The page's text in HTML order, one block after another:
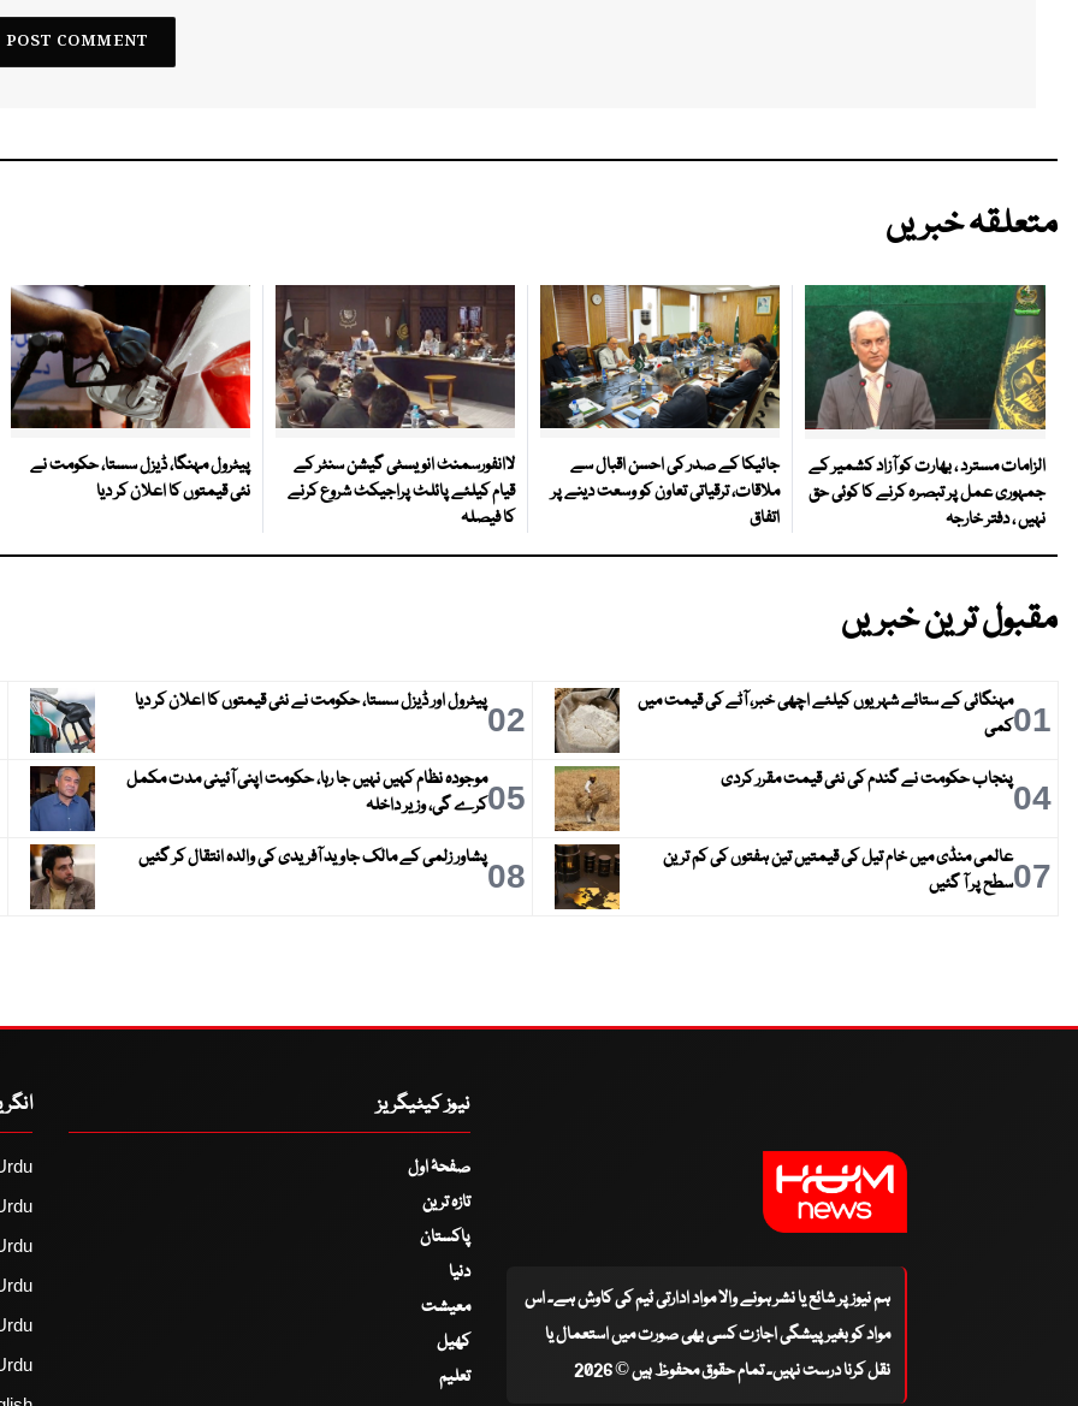
متعلقہ خبریں
الزامات مسترد ، بھارت کو آزاد کشمیر کے
جمہوری عمل پر تبصرہ کرنے کا کوئی حق
نہیں ، دفتر خارجہ
جائیکا کے صدر کی احسن اقبال سے
ملاقات، ترقیاتی تعاون کو وسعت دینے پر
اتفاق
لاانفورسمنٹ انویسٹی گیشن سنٹر کے
قیام کیلئے پائلٹ پراجیکٹ شروع کرنے
کا فیصلہ
پیٹرول مہنگا، ڈیزل سستا، حکومت نے
نئی قیمتوں کا اعلان کر دیا
مقبول ترین خبریں
01مہنگائی کے ستائے شہریوں کیلئے اچھی خبر، آٹے کی قیمت میں
کمی
02پیٹرول اور ڈیزل سستا، حکومت نے نئی قیمتوں کا اعلان کر دیا
04پنجاب حکومت نے گندم کی نئی قیمت مقرر کردی 05موجودہ نظام کہیں نہیں جا رہا، حکومت اپنی آئینی مدت مکمل
کرے گی، وزیر داخلہ
07عالمی منڈی میں خام تیل کی قیمتیں تین ہفتوں کی کم ترین
سطح پر آ گئیں
08پشاور زلمی کے مالک جاوید آفریدی کی والدہ انتقال کر گئیں
ہم نیوز پر شائع یا نشر ہونے والا مواد ادارتی ٹیم کی کاوش ہے۔ اس
مواد کو بغیر پیشگی اجازت کسی بھی صورت میں استعمال یا
نقل کرنا درست نہیں۔ تمام حقوق محفوظ ہیں © 2026
نیوز کیٹیگریز
صفحۂ اول
تازہ ترین
پاکستان
دنیا
معیشت
کھیل
تعلیم